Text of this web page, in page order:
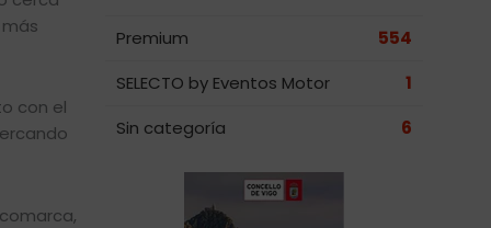
con el
Premium
554
SELECTO by Eventos Motor
1
Sin categoría
6